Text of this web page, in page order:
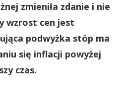
zmieniła zdanie i nie
wzrost cen jest
podwyżka stóp ma
się inflacji powyżej
czas.